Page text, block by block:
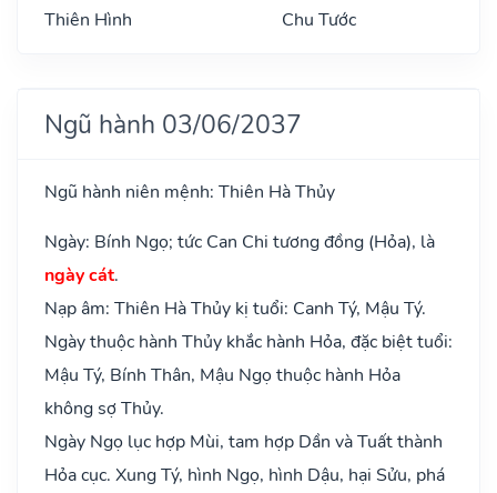
Thiên Hình
Chu Tước
Ngũ hành 03/06/2037
Ngũ hành niên mệnh: Thiên Hà Thủy
Ngày: Bính Ngọ; tức Can Chi tương đồng (Hỏa), là
ngày cát.
Nạp âm: Thiên Hà Thủy kị tuổi: Canh Tý, Mậu Tý.
Ngày thuộc hành Thủy khắc hành Hỏa, đặc biệt tuổi:
Mậu Tý, Bính Thân, Mậu Ngọ thuộc hành Hỏa
không sợ Thủy.
Ngày Ngọ lục hợp Mùi, tam hợp Dần và Tuất thành
Hỏa cục. Xung Tý, hình Ngọ, hình Dậu, hại Sửu, phá